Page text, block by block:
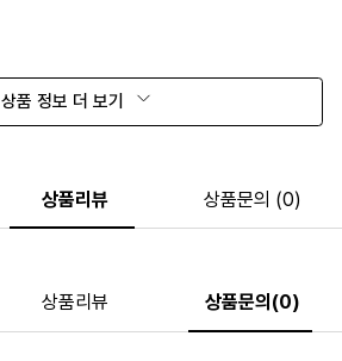
상품 정보 더 보기
상품리뷰 상품문의 (0)
상품리뷰 상품문의(0)